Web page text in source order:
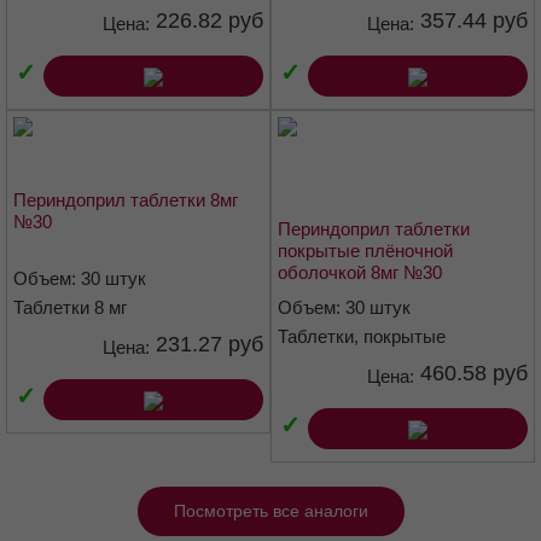
АПФ ингибитор
Код АТХ
C09AA04
Фармакодинамика
Периндоприл — ингибитор АПФ, или кининаза II, относится к
оксопептидазам. Превращает ангиотензин I в вазоконстриктор
ангиотензин II и разрушает вазодилататор брадикинин до
неактивного гектапептида. Подавление активности АПФ приводит
к снижению уровня ангиотензина II и повышению активности
ренина в плазме (подавляя отрицательную обратную связь
высвобождения ренина) и снижению секреции альдостерона.
Поскольку АПФ также разрушает брадикинин, подавление АПФ
калликреин-кининовой системы, при этом активируется система
простагландинов.
Цена: 226.82 руб
✓
Цена: 357.44 руб
✓
Периндоприл таблетки 8мг
№30
Объем: 30 штук
Таблетки 8 мг
Цена: 231.27 руб
✓
Периндоприл таблетки
покрытые плёночной
оболочкой 8мг №30
Объем: 30 штук
Таблетки, покрытые
Цена: 460.58 руб
✓
Посмотреть все аналоги